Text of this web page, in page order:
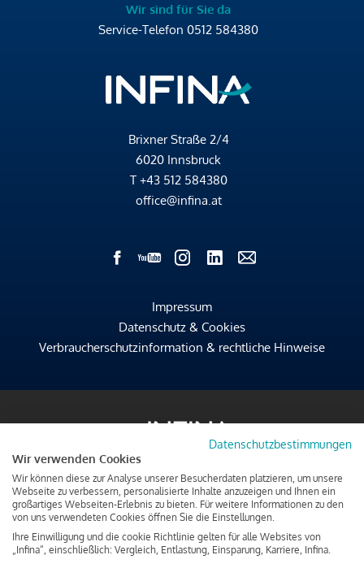
Wir sind für Sie da
Service-Telefon 0512 584380
Brixner Straße 2/4
6020 Innsbruck
T +43 512 584380
office@infina.at
Impressum
Datenschutz & Cookies
Verbraucherschutzinformation & rechtliche Hinweise
Datenschutzbestimmungen
Wir verwenden Cookies
Wir können diese zur Analyse unserer Besucherdaten platzieren, um unsere
Webseite zu verbessern, personalisierte Inhalte anzuzeigen und Ihnen ein
großartiges Webseiten-Erlebnis zu bieten. Für weitere Informationen zu den
von uns verwendeten Cookies öffnen Sie die Einstellungen.
Ihre Einwilligung und die cookie Richtlinie gelten für alle Websites von
„Infina“, einschließlich: Vergleich, Entlastung, Einsparung, Karriere, Infina.